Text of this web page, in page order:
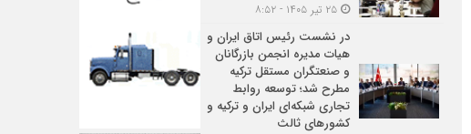
۲۵ تیر ۱۴۰۵ - ۸:۵۲
در نشست رئیس اتاق ایران و
هیات مدیره انجمن بازرگانان
و صنعتگران مستقل ترکیه
مطرح شد؛ توسعه روابط
تجاری شبکه‌ای ایران و ترکیه و
کشورهای ثالث